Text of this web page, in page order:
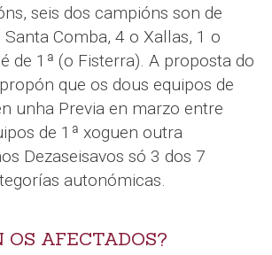
seis dos campións son de
Comba, 4 o Xallas, 1 o
de 1ª (o Fisterra). A proposta do
que os dous equipos de
unha Previa en marzo entre
de 1ª xoguen outra
Dezaseisavos só 3 dos 7
autonómicas.
OS AFECTADOS?